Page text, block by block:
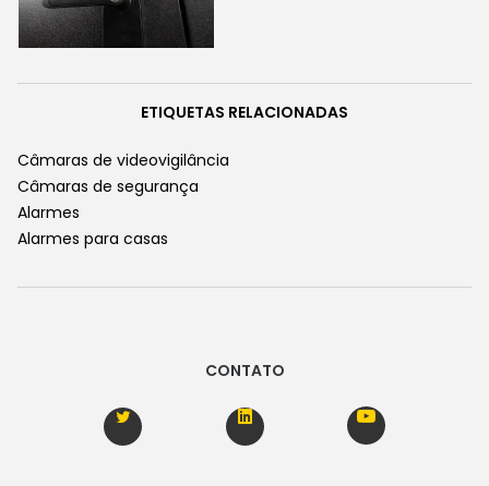
ETIQUETAS RELACIONADAS
Câmaras de videovigilância
Câmaras de segurança
Alarmes
Alarmes para casas
CONTATO